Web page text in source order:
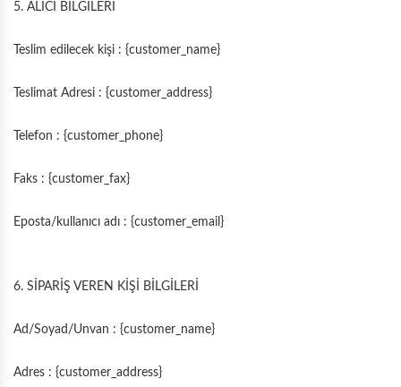
5. ALICI BİLGİLERİ
Teslim edilecek kişi : {customer_name}
Teslimat Adresi : {customer_address}
Telefon : {customer_phone}
Faks : {customer_fax}
Eposta/kullanıcı adı : {customer_email}
6. SİPARİŞ VEREN KİŞİ BİLGİLERİ
Ad/Soyad/Unvan : {customer_name}
Adres : {customer_address}